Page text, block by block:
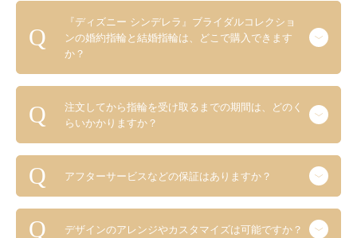
『ディズニー シンデレラ』ブライダルコレクショ
ンの婚約指輪と結婚指輪は、どこで購入できます
か？
注文してから指輪を受け取るまでの期間は、どのく
らいかかりますか？
アフターサービスなどの保証はありますか？
デザインのアレンジやカスタマイズは可能ですか？